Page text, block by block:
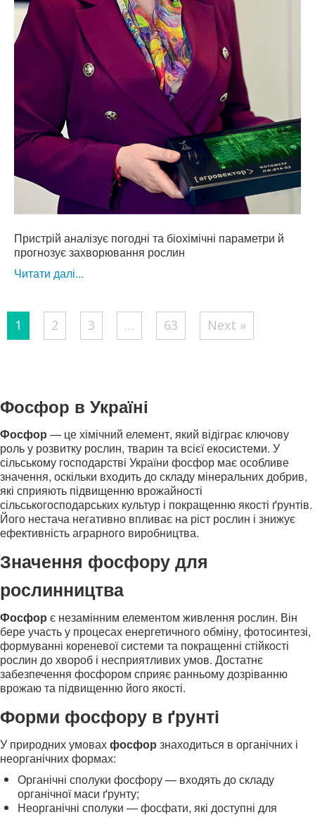
Пристрій аналізує погодні та біохімічні параметри й
прогнозує захворювання рослин
Читати далі...
Posts
1 2 3 … 63 Next »
Фосфор в Україні
Фосфор — це хімічний елемент, який відіграє ключову
роль у розвитку рослин, тварин та всієї екосистеми. У
сільському господарстві України фосфор має особливе
значення, оскільки входить до складу мінеральних добрив,
які сприяють підвищенню врожайності
сільськогосподарських культур і покращенню якості ґрунтів.
Його нестача негативно впливає на ріст рослин і знижує
ефективність аграрного виробництва.
Значення фосфору для
рослинництва
Фосфор є незамінним елементом живлення рослин. Він
бере участь у процесах енергетичного обміну, фотосинтезі,
формуванні кореневої системи та покращенні стійкості
рослин до хвороб і несприятливих умов. Достатнє
забезпечення фосфором сприяє ранньому дозріванню
врожаю та підвищенню його якості.
Форми фосфору в ґрунті
У природних умовахфосфор знаходиться в органічних і
неорганічних формах:
Органічні сполуки фосфору — входять до складу
органічної маси ґрунту;
Неорганічні сполуки — фосфати, які доступні для